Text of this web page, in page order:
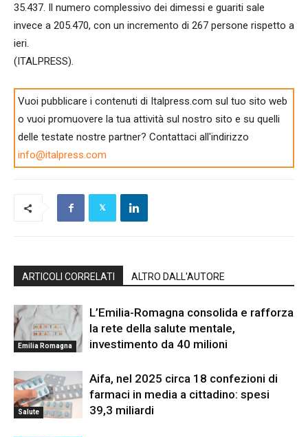
35.437. Il numero complessivo dei dimessi e guariti sale
invece a 205.470, con un incremento di 267 persone rispetto a
ieri.
(ITALPRESS).
Vuoi pubblicare i contenuti di Italpress.com sul tuo sito web
o vuoi promuovere la tua attività sul nostro sito e su quelli
delle testate nostre partner? Contattaci all'indirizzo
info@italpress.com
ARTICOLI CORRELATI ALTRO DALL'AUTORE
Emilia Romagna
L’Emilia-Romagna consolida e rafforza
la rete della salute mentale,
investimento da 40 milioni
Salute
Aifa, nel 2025 circa 18 confezioni di
farmaci in media a cittadino: spesi
39,3 miliardi